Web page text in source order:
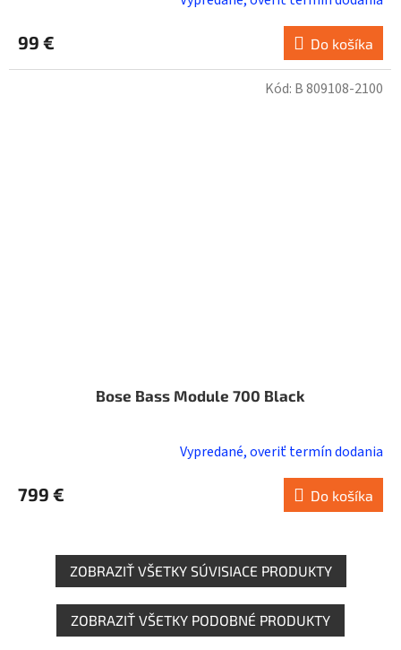
99 € Do košíka
Bose Bass Module 700 Black
Vypredané, overiť termín dodania
799 € Do košíka
Kód: B 809108-2100
ZOBRAZIŤ VŠETKY SÚVISIACE PRODUKTY
ZOBRAZIŤ VŠETKY PODOBNÉ PRODUKTY